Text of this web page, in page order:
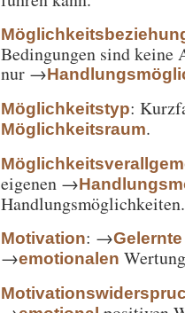
Bedingungen sind keine
nur →
Möglichkeitstyp:
Möglichkeitsraum.
eigenen →
Handlungsmöglichkeiten.
Motivation: →Gelernte
→emotionalen